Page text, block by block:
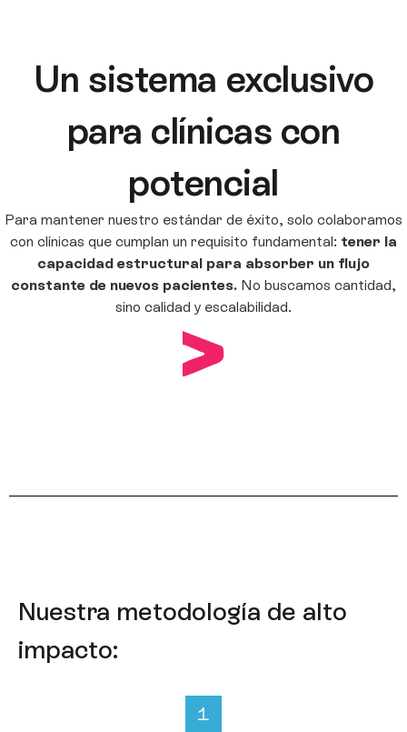
Un sistema exclusivo
para clínicas con
potencial
Para mantener nuestro estándar de éxito, solo colaboramos
con clínicas que cumplan un requisito fundamental: tener la
capacidad estructural para absorber un flujo
constante de nuevos pacientes. No buscamos cantidad,
sino calidad y escalabilidad.
Nuestra metodología de alto
impacto: